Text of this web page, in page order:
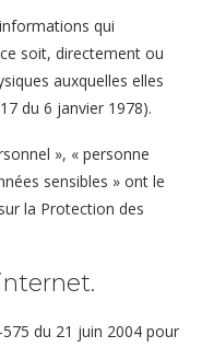
qui
soit, directement ou
auxquelles elles
du 6 janvier 1978).
», « personne
sensibles » ont le
la Protection des
575 du 21 juin 2004 pour